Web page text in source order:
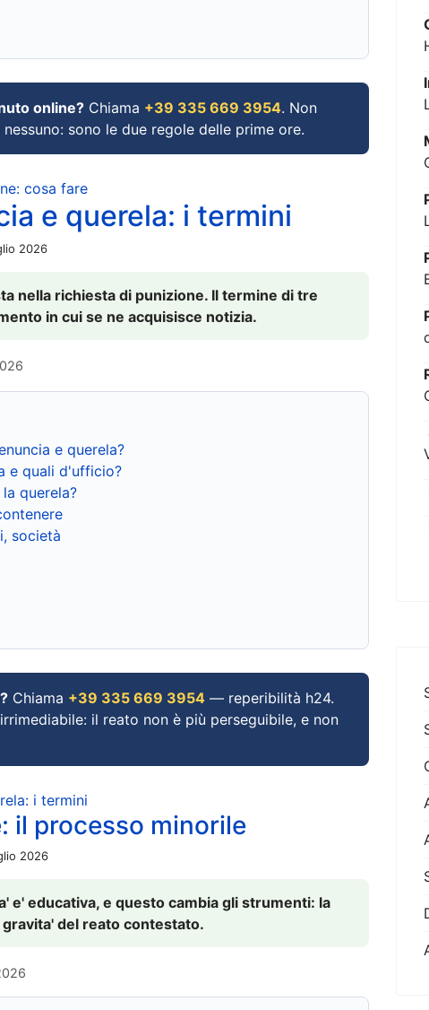
online? Chiama +39 335 669 3954. Non
sono le due regole delle prime ore.
cosa fare
e querela: i termini
2026
nella richiesta di punizione. Il termine di tre
in cui se ne acquisisce notizia.
e querela?
e quali d'ufficio?
querela?
società
Chiama +39 335 669 3954 — reperibilità h24.
il reato non è più perseguibile, e non
i termini
il processo minorile
2026
e' educativa, e questo cambia gli strumenti: la
del reato contestato.